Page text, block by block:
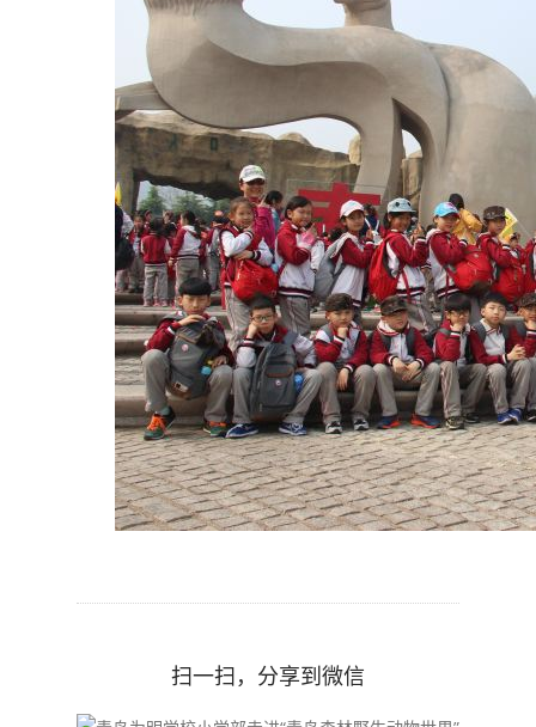
扫一扫，分享到微信